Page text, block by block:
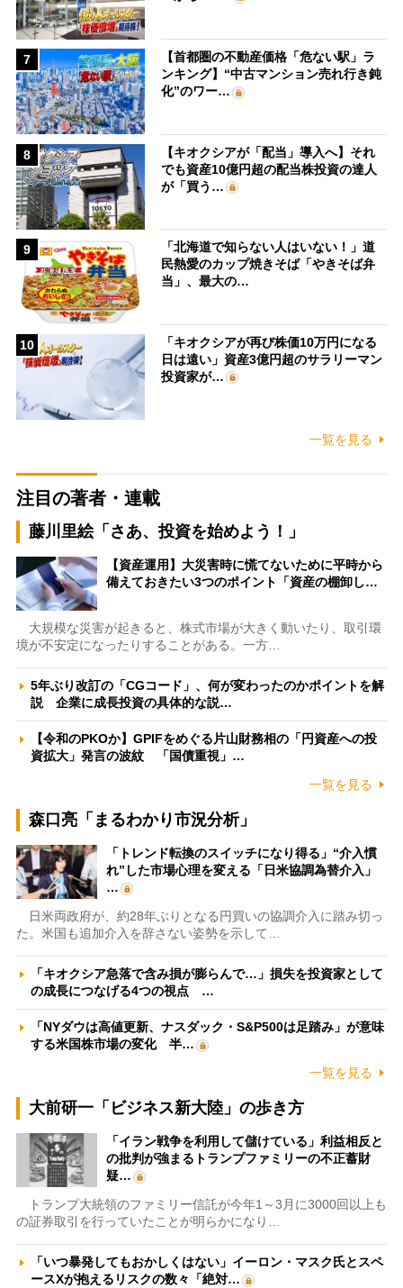
7
【首都圏の不動産価格「危ない駅」ラ
ンキング】“中古マンション売れ行き鈍
化”のワー…
8
【キオクシアが「配当」導入へ】それ
でも資産10億円超の配当株投資の達人
が「買う…
9
「北海道で知らない人はいない！」道
民熱愛のカップ焼きそば「やきそば弁
当」、最大の…
10
「キオクシアが再び株価10万円になる
日は遠い」資産3億円超のサラリーマン
投資家が…
一覧を見る
注目の著者・連載
藤川里絵「さあ、投資を始めよう！」
【資産運用】大災害時に慌てないために平時から
備えておきたい3つのポイント「資産の棚卸し…
大規模な災害が起きると、株式市場が大きく動いたり、取引環
境が不安定になったりすることがある。一方…
5年ぶり改訂の「CGコード」、何が変わったのかポイントを解
説 企業に成長投資の具体的な説…
【令和のPKOか】GPIFをめぐる片山財務相の「円資産への投
資拡大」発言の波紋 「国債重視」…
一覧を見る
森口亮「まるわかり市況分析」
「トレンド転換のスイッチになり得る」“介入慣
れ”した市場心理を変える「日米協調為替介入」
…
日米両政府が、約28年ぶりとなる円買いの協調介入に踏み切っ
た。米国も追加介入を辞さない姿勢を示して…
「キオクシア急落で含み損が膨らんで…」損失を投資家として
の成長につなげる4つの視点 …
「NYダウは高値更新、ナスダック・S&P500は足踏み」が意味
する米国株市場の変化 半…
一覧を見る
大前研一「ビジネス新大陸」の歩き方
「イラン戦争を利用して儲けている」利益相反と
の批判が強まるトランプファミリーの不正蓄財
疑…
トランプ大統領のファミリー信託が今年1～3月に3000回以上も
の証券取引を行っていたことが明らかになり…
「いつ暴発してもおかしくはない」イーロン・マスク氏とスペ
ースXが抱えるリスクの数々「絶対…